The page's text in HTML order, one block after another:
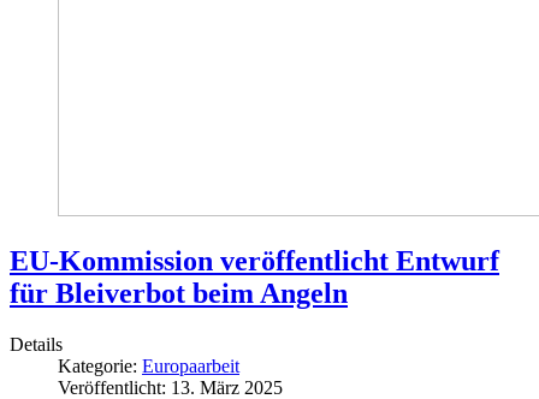
EU-Kommission veröffentlicht Entwurf
für Bleiverbot beim Angeln
Details
Kategorie: Europaarbeit
Veröffentlicht: 13. März 2025